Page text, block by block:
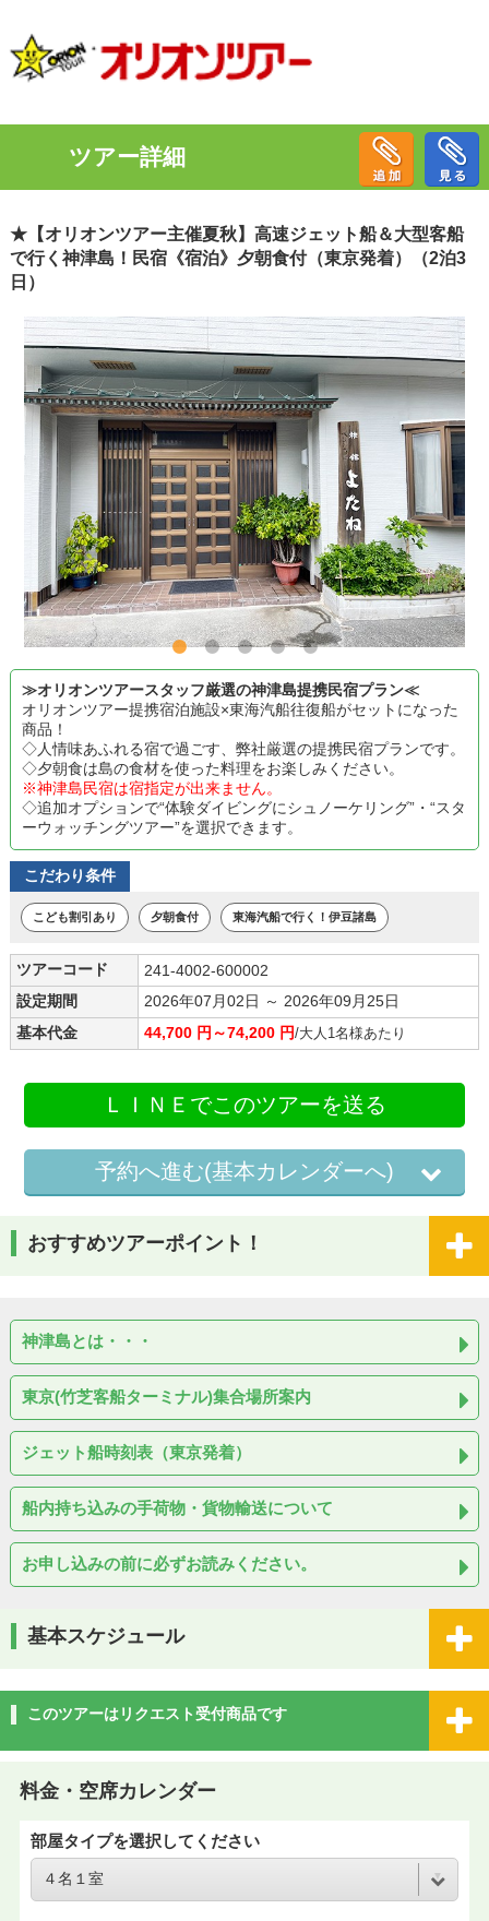
ツアー詳細
★【オリオンツアー主催夏秋】高速ジェット船＆大型客船
で行く神津島！民宿《宿泊》夕朝食付（東京発着）（2泊3
日）
≫オリオンツアースタッフ厳選の神津島提携民宿プラン≪
オリオンツアー提携宿泊施設×東海汽船往復船がセットになった
商品！
◇人情味あふれる宿で過ごす、弊社厳選の提携民宿プランです。
◇夕朝食は島の食材を使った料理をお楽しみください。
※神津島民宿は宿指定が出来ません。
◇追加オプションで“体験ダイビングにシュノーケリング”・“スタ
ーウォッチングツアー”を選択できます。
こだわり条件
こども割引あり 夕朝食付 東海汽船で行く！伊豆諸島
ツアーコード
241-4002-600002
設定期間
2026年07月02日 ～ 2026年09月25日
基本代金
44,700 円～74,200 円/大人1名様あたり
ＬＩＮＥでこのツアーを送る
予約へ進む(基本カレンダーへ)
おすすめツアーポイント！
神津島とは・・・
東京(竹芝客船ターミナル)集合場所案内
ジェット船時刻表（東京発着）
船内持ち込みの手荷物・貨物輸送について
お申し込みの前に必ずお読みください。
基本スケジュール
このツアーはリクエスト受付商品です
料金・空席カレンダー
部屋タイプを選択してください